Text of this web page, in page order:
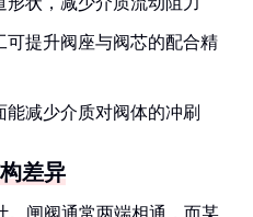
可提升阀座与阀芯的配合精
能减少介质对阀体的冲刷
差异
。闸阀通常两端相通，而某